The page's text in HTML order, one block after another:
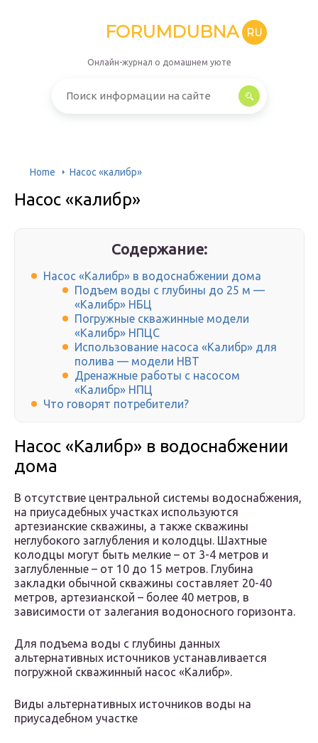
FORUMDUBNA RU
Онлайн-журнал о домашнем уюте
Home Насос «калибр»
Насос «калибр»
Содержание:
Насос «Калибр» в водоснабжении дома
Подъем воды с глубины до 25 м —
«Калибр» НБЦ
Погружные скважинные модели
«Калибр» НПЦС
Использование насоса «Калибр» для
полива — модели НВТ
Дренажные работы с насосом
«Калибр» НПЦ
Что говорят потребители?
Насос «Калибр» в водоснабжении
дома
В отсутствие центральной системы водоснабжения,
на приусадебных участках используются
артезианские скважины, а также скважины
неглубокого заглубления и колодцы. Шахтные
колодцы могут быть мелкие – от 3-4 метров и
заглубленные – от 10 до 15 метров. Глубина
закладки обычной скважины составляет 20-40
метров, артезианской – более 40 метров, в
зависимости от залегания водоносного горизонта.
Для подъема воды с глубины данных
альтернативных источников устанавливается
погружной скважинный насос «Калибр».
Виды альтернативных источников воды на
приусадебном участке